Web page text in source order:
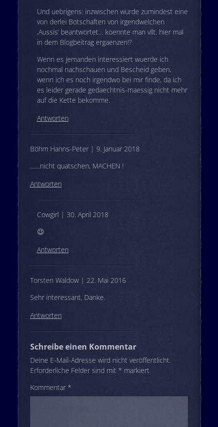
Und uebrigens: inzwischen wurde zumindest eine
von derlei Botschaften von irgendwelchen
‚Aussis‘ beantwortet… koennte man vllt. hier mal
in dem Blogbeitrag ergaenzen!?
Wenn es jemanden interessiert wuerde ich
nochmal nachschauen und Bescheid geben,
wenn ich es noch irgendwo bei mir finde, da ich
es leider gerade gedaechtnis-maessig nicht mehr
auf die Kette bekomme.
Antworten
Böhm Hanns-Peter | 9. Januar 2018
……nicht quatschen, MACHEN !
Antworten
Cowgirl | 30. April 2018
😉
Antworten
Torsten Waldow | 22. Mai 2016
Sehr interessant, Danke.
Antworten
Schreibe einen Kommentar
Deine E-Mail-Adresse wird nicht veröffentlicht.
Erforderliche Felder sind mit * markiert
Kommentar *